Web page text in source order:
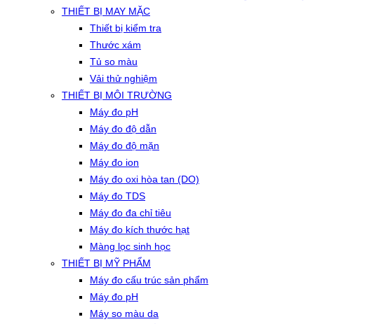
THIẾT BỊ MAY MẶC
Thiết bị kiểm tra
Thước xám
Tủ so màu
Vải thử nghiệm
THIẾT BỊ MÔI TRƯỜNG
Máy đo pH
Máy đo độ dẫn
Máy đo độ mặn
Máy đo ion
Máy đo oxi hòa tan (DO)
Máy đo TDS
Máy đo đa chỉ tiêu
Máy đo kích thước hạt
Màng lọc sinh học
THIẾT BỊ MỸ PHẨM
Máy đo cấu trúc sản phẩm
Máy đo pH
Máy so màu da